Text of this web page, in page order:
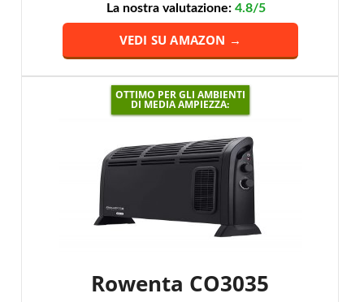
La nostra valutazione: 4.8/5
VEDI SU AMAZON →
OTTIMO PER GLI AMBIENTI
DI MEDIA AMPIEZZA:
Rowenta CO3035